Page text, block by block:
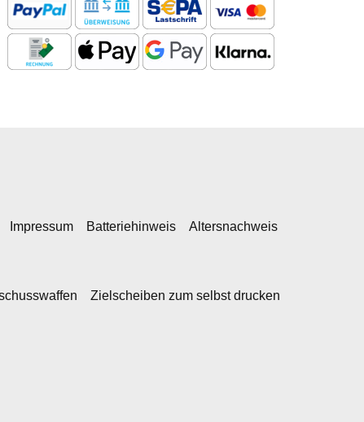
Impressum Batteriehinweis Altersnachweis
Zielscheiben zum selbst drucken